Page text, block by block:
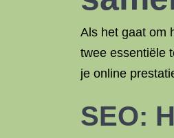
Als het gaat om
twee essentiële
je online
SEO: